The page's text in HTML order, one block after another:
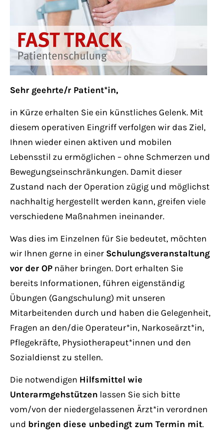
Lorem ipsum dolor sit amet:
24h/ 365days
We offer support for our customers
Get in touch
Cybersteel Inc.
376-293 City Road, Suite 600
San Francisco, CA 94102
+44 1234 567 890
Drop us a line
info@yourdomain.com
About us
Lorem ipsum dolor sit amet, consectetuer
adipiscing elit.
massa. Cum sociis natoque penatibus et
magnis dis parturient montes, nascetur
ridiculus mus. Donec quam felis, ultricies
Sehr geehrte/r Patient*in,
in Kürze erhalten Sie ein künstliches Gelenk. Mit
diesem operativen Eingriff verfolgen wir das Ziel,
Ihnen wieder einen aktiven und mobilen
Lebensstil zu ermöglichen – ohne Schmerzen und
Bewegungseinschränkungen. Damit dieser
Zustand nach der Operation zügig und möglichst
nachhaltig hergestellt werden kann, greifen viele
verschiedene Maßnahmen ineinander.
Was dies im Einzelnen für Sie bedeutet, möchten
wir Ihnen gerne in einer Schulungsveranstaltung
vor der OP näher bringen. Dort erhalten Sie
bereits Informationen, führen eigenständig
Übungen (Gangschulung) mit unseren
Mitarbeitenden durch und haben die Gelegenheit,
Fragen an den/die Operateur*in, Narkoseärzt*in,
Pflegekräfte, Physiotherapeut*innen und den
Sozialdienst zu stellen.
Die notwendigen Hilfsmittel wie
Unterarmgehstützen lassen Sie sich bitte
vom/von der niedergelassenen Ärzt*in verordnen
und bringen diese unbedingt zum Termin mit.